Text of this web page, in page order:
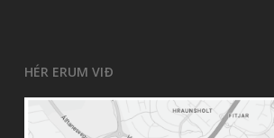
HÉR ERUM VIÐ